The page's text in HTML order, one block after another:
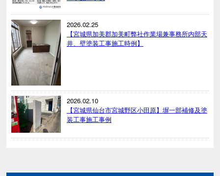
2026.02.25
【宮城県加美郡加美町弊社作業場兼事務所内部天
井、壁塗装工事施工時例】
2026.02.10
【宮城県仙台市宮城野区小田原】塀一部補修及塗
装工事施工事例